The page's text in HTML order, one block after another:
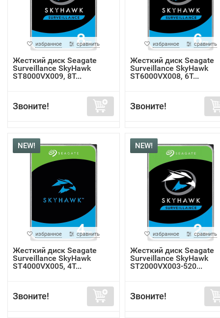
избранное сравнить
Жесткий диск Seagate
Surveillance SkyHawk
ST8000VX009, 8Т...
Звоните!
избранное сравнить
Жесткий диск Seagate
Surveillance SkyHawk
ST6000VX008, 6Т...
Звоните!
NEW!
избранное сравнить
Жесткий диск Seagate
Surveillance SkyHawk
ST4000VX005, 4Т...
Звоните!
NEW!
избранное сравнить
Жесткий диск Seagate
Surveillance SkyHawk
ST2000VX003-520...
Звоните!